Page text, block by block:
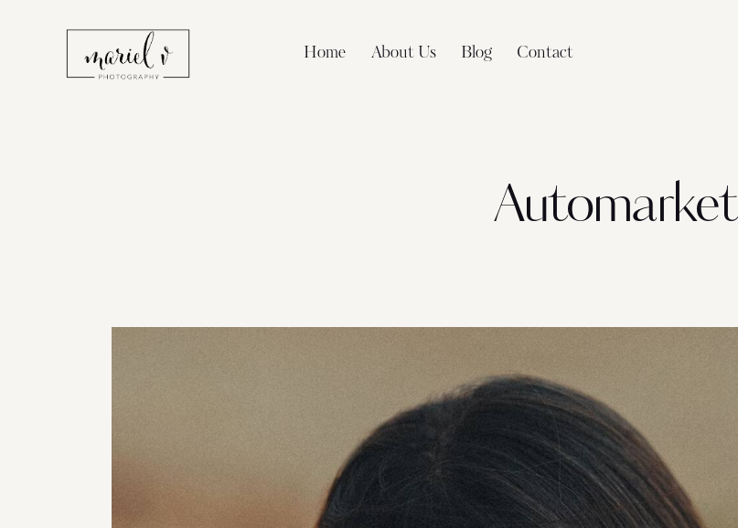
Home About Us Blog Contact
Automarket